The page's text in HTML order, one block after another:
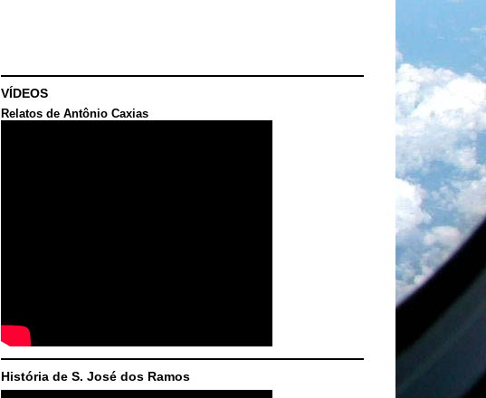
VÍDEOS
Relatos de Antônio Caxias
História de S. José dos Ramos